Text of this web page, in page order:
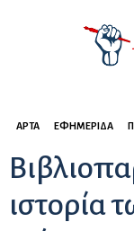
ΆΡΤΑ ΕΦΗΜΕΡΊΔΑ
ιστορία